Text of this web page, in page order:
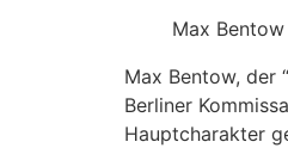
Max
Max Bentow, der
Berliner
Hauptcharakter